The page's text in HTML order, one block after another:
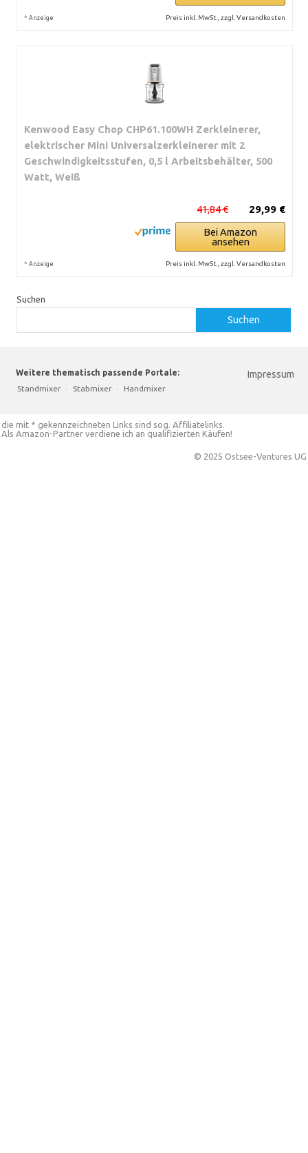
* Anzeige Preis inkl. MwSt., zzgl. Versandkosten
Kenwood Easy Chop CHP61.100WH Zerkleinerer,
elektrischer Mini Universalzerkleinerer mit 2
Geschwindigkeitsstufen, 0,5 l Arbeitsbehälter, 500
Watt, Weiß
29,99 €
41,84 €
Bei Amazon
ansehen
* Anzeige Preis inkl. MwSt., zzgl. Versandkosten
Suchen
Suchen
Weitere thematisch passende Portale:
Standmixer · Stabmixer · Handmixer
Impressum
die mit * gekennzeichneten Links sind sog. Affiliatelinks.
Als Amazon-Partner verdiene ich an qualifizierten Käufen!
© 2025 Ostsee-Ventures UG